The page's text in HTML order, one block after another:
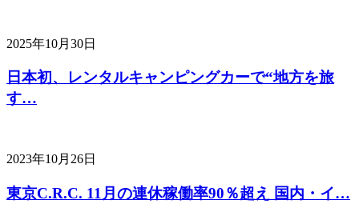
2025年10月30日
日本初、レンタルキャンピングカーで“地方を旅
す…
2023年10月26日
東京C.R.C. 11月の連休稼働率90％超え 国内・イ…